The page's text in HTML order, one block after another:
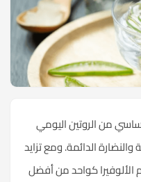
أساسي من الروتين اليومي
الدائمة. ومع تزايد
الألوفيرا كواحد من أفضل